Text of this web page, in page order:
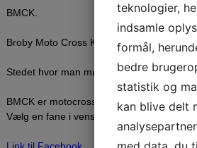
BMCK.
Broby Moto Cross Klub.
Stedet hvor man mødes og har det rart…
BMCK er motocross klubben fyldt med
Vælg en fane i venstremenuen for mere
Link til Facebook
teknologier,
indsamle
formål,
bedre
statistik og
kan blive delt